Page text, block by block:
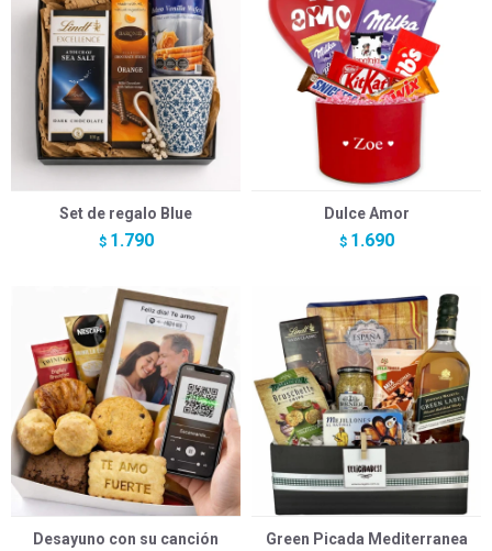
Set de regalo Blue
$ 1.790
Dulce Amor
$ 1.690
Desayuno con su canción
Green Picada Mediterranea